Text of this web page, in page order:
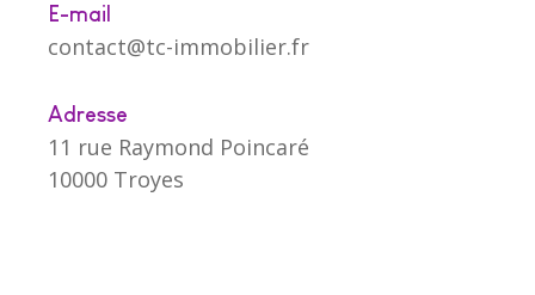
E-mail
contact@tc-immobilier.fr
Adresse
11 rue Raymond Poincaré
10000 Troyes